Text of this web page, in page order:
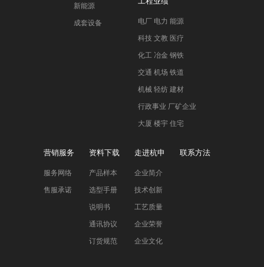
新能源
成套设备 电厂 电力 能源
科技 文教 医疗
化工 冶金 钢铁
交通 机场 铁道
机械 轻纺 建材
行政事业 厂矿企业
大厦 楼宇 住宅
营销服务
服务网络
售服承诺
资料下载
产品样本
选型手册
说明书
通讯协议
订货规范
走进杭申
企业简介
技术创新
工艺质量
企业荣誉
企业文化
联系方法